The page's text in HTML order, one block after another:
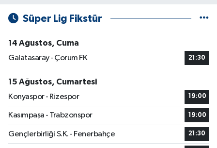
Süper Lig Fikstür
14 Ağustos, Cuma
Galatasaray - Çorum FK
21:30
15 Ağustos, Cumartesi
Konyaspor - Rizespor
19:00
Kasımpaşa - Trabzonspor 19:00
Gençlerbirliği S.K. - Fenerbahçe 21:30